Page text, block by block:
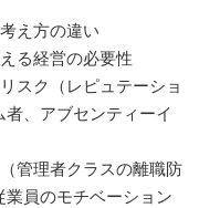
え方の違い
る経営の必要性
スク（レピュテーショ
、アブセンティーイ
管理者クラスの離職防
業員のモチベーション